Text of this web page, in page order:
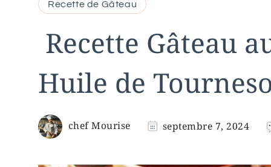
Recette de Gâteau
Recette Gâteau
Huile de
chef Mourise septembre 7, 2024